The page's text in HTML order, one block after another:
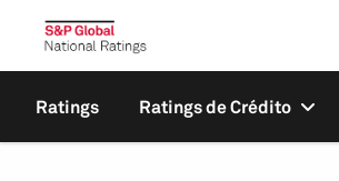
Ratings Ratings de Crédito